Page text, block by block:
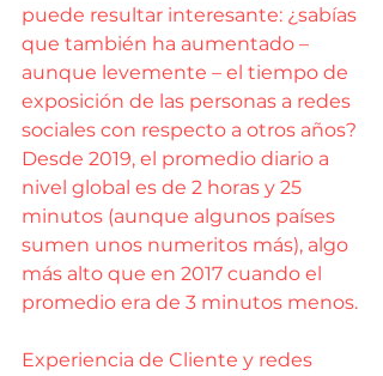
puede resultar interesante: ¿sabías
que también ha aumentado –
aunque levemente – el tiempo de
exposición de las personas a redes
sociales con respecto a otros años?
Desde 2019, el promedio diario a
nivel global es de 2 horas y 25
minutos (aunque algunos países
sumen unos numeritos más), algo
más alto que en 2017 cuando el
promedio era de 3 minutos menos.
Experiencia de Cliente y redes